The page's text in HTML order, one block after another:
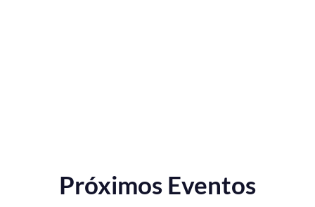
Próximos Eventos